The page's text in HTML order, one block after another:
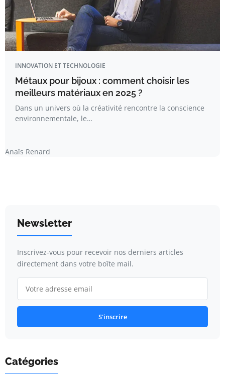
INNOVATION ET TECHNOLOGIE
Métaux pour bijoux : comment choisir les
meilleurs matériaux en 2025 ?
Dans un univers où la créativité rencontre la conscience
environnementale, le…
Anaïs Renard
Newsletter
Inscrivez-vous pour recevoir nos derniers articles
directement dans votre boîte mail.
S'inscrire
Catégories